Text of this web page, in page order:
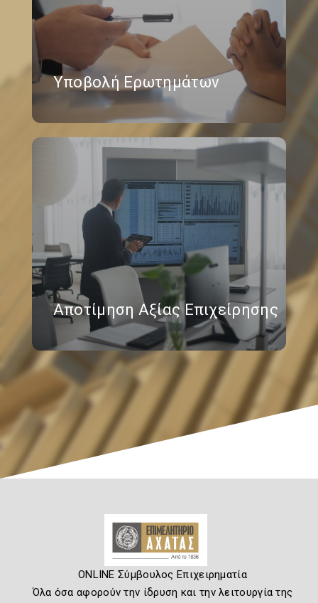
Υποβολή Ερωτημάτων
Αποτίμηση Αξίας Επιχείρησης
ONLINE Σύμβουλος Επιχειρηματία
Όλα όσα αφορούν την ίδρυση και την λειτουργία της